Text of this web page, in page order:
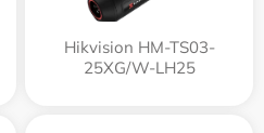
Hikvision HM-TS03-
25XG/W-LH25